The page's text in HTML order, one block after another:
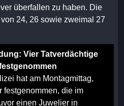
überfallen zu haben. Die
24, 26 sowie zweimal 27
Vier Tatverdächtige
hat am Montagmittag,
festgenommen, die im
einen Juwelier in